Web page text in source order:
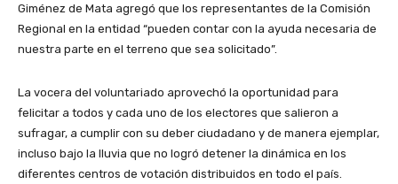
Giménez de Mata agregó que los representantes de la Comisión
Regional en la entidad “pueden contar con la ayuda necesaria de
nuestra parte en el terreno que sea solicitado”.
La vocera del voluntariado aprovechó la oportunidad para
felicitar a todos y cada uno de los electores que salieron a
sufragar, a cumplir con su deber ciudadano y de manera ejemplar,
incluso bajo la lluvia que no logró detener la dinámica en los
diferentes centros de votación distribuidos en todo el país.